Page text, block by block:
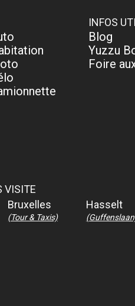
INFOS
Blog
Yuzzu
Foire
VISITE
Bruxelles
(Tour & Taxis)
Hasselt